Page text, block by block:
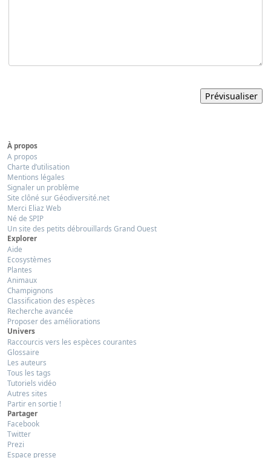
À propos
A propos
Charte d’utilisation
Mentions légales
Signaler un problème
Site clôné sur Géodiversité.net
Merci Eliaz Web
Né de SPIP
Un site des petits débrouillards Grand Ouest
Explorer
Aide
Ecosystèmes
Plantes
Animaux
Champignons
Classification des espèces
Recherche avancée
Proposer des améliorations
Univers
Raccourcis vers les espèces courantes
Glossaire
Les auteurs
Tous les tags
Tutoriels vidéo
Autres sites
Partir en sortie !
Partager
Facebook
Twitter
Prezi
Espace presse